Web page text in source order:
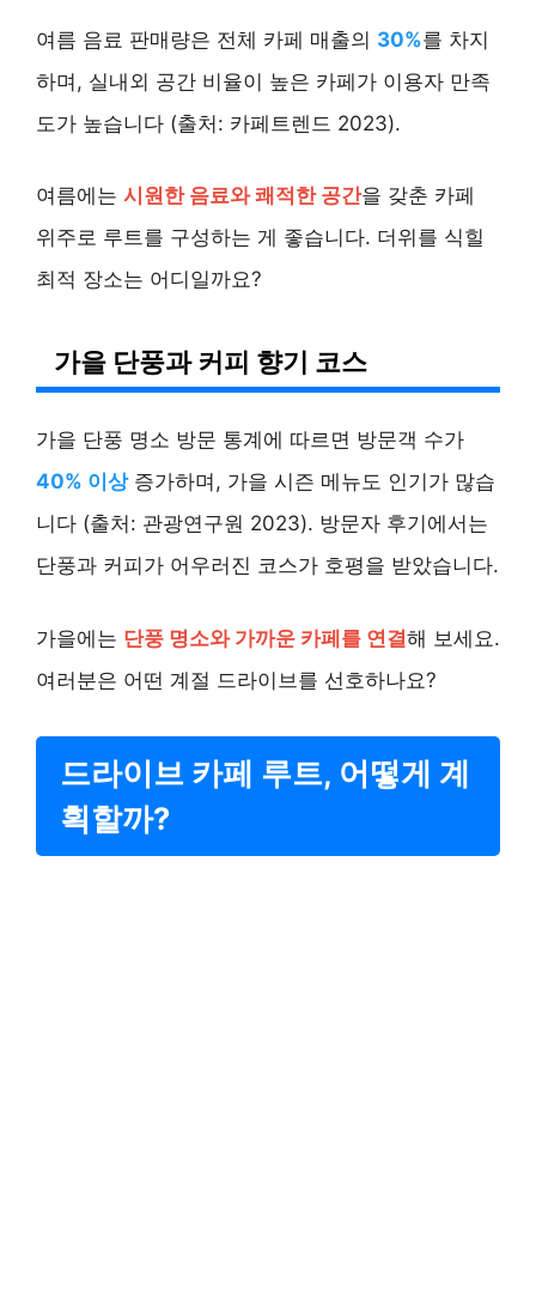
여름 음료 판매량은 전체 카페 매출의 30%를 차지
하며, 실내외 공간 비율이 높은 카페가 이용자 만족
도가 높습니다 (출처: 카페트렌드 2023).
여름에는 시원한 음료와 쾌적한 공간을 갖춘 카페
위주로 루트를 구성하는 게 좋습니다. 더위를 식힐
최적 장소는 어디일까요?
가을 단풍과 커피 향기 코스
가을 단풍 명소 방문 통계에 따르면 방문객 수가
40% 이상증가하며, 가을 시즌 메뉴도 인기가 많습
니다 (출처: 관광연구원 2023). 방문자 후기에서는
단풍과 커피가 어우러진 코스가 호평을 받았습니다.
가을에는 단풍 명소와 가까운 카페를 연결해 보세요.
여러분은 어떤 계절 드라이브를 선호하나요?
드라이브 카페 루트, 어떻게 계
획할까?